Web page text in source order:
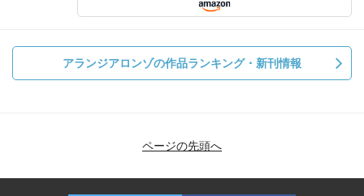
アランジアロンゾの作品ランキング・新刊情報
ページの先頭へ